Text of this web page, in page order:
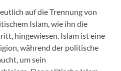
auf die Trennung von
Islam, wie ihn die
hingewiesen. Islam ist eine
während der politische
um sein